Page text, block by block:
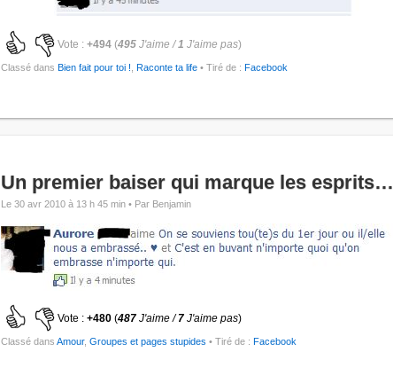
Vote : +494 (495 J'aime /1 J'aime pas)
Classé dans Bien fait pour toi ! Raconte ta life • Tiré de : Facebook
Un premier baiser qui marque les esprits…
Le 30 avr 2010 à 13 h 45 min • Par Benjamin
Vote : +480 (487 J'aime /7 J'aime pas)
Classé dans Amour, Groupes et pages stupides • Tiré de : Facebook